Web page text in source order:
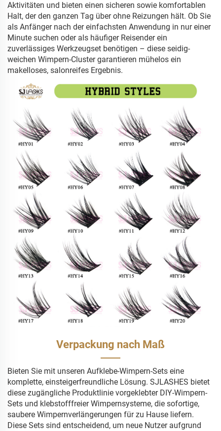
Aktivitäten und bieten einen sicheren sowie komfortablen
Halt, der den ganzen Tag über ohne Reizungen hält. Ob Sie
als Anfänger nach der einfachsten Anwendung in nur einer
Minute suchen oder als häufiger Reisender ein
zuverlässiges Werkzeugset benötigen – diese seidig-
weichen Wimpern-Cluster garantieren mühelos ein
makelloses, salonreifes Ergebnis.
Verpackung nach Maß
Bieten Sie mit unseren Aufklebe-Wimpern-Sets eine
komplette, einsteigerfreundliche Lösung. SJLASHES bietet
diese zugängliche Produktlinie vorgeklebter DIY-Wimpern-
Sets und klebstofffreier Wimpernsysteme, die sofortige,
saubere Wimpernverlängerungen für zu Hause liefern.
Diese Sets sind entscheidend, um neue Nutzer aufgrund